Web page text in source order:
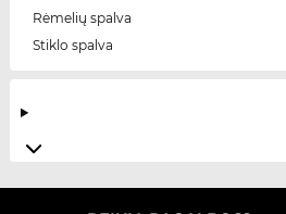
Rėmelių spalva
Stiklo spalva